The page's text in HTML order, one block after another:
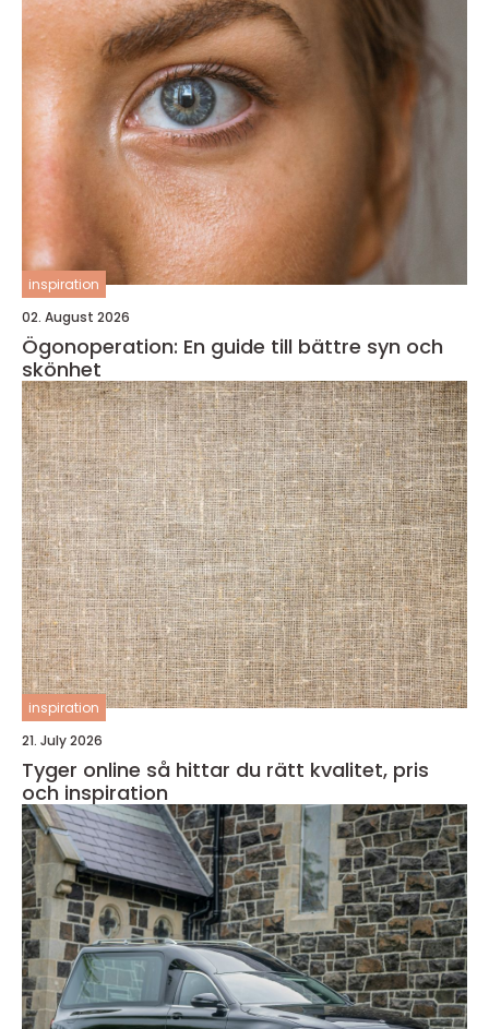
inspiration
02. August 2026
Ögonoperation: En guide till bättre syn och
skönhet
inspiration
21. July 2026
Tyger online så hittar du rätt kvalitet, pris
och inspiration